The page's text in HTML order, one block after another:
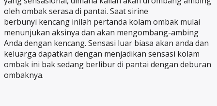
oleh ombak serasa di pantai. Saat sirine
berbunyi kencang inilah pertanda kolam ombak mulai
menunjukan aksinya dan akan mengombang-ambing
Anda dengan kencang. Sensasi luar biasa akan anda dan
keluarga dapatkan dengan menjadikan sensasi kolam
ombak ini bak sedang berlibur di pantai dengan deburan
ombaknya.